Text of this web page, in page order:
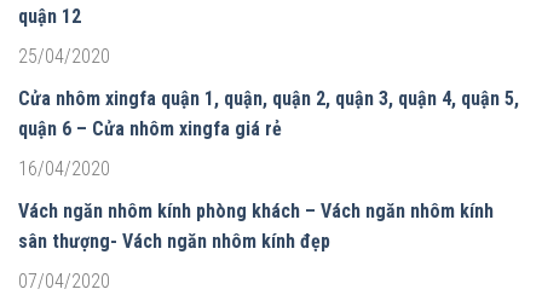
quận 12
25/04/2020
Cửa nhôm xingfa quận 1, quận, quận 2, quận 3, quận 4, quận 5,
quận 6 – Cửa nhôm xingfa giá rẻ
16/04/2020
Vách ngăn nhôm kính phòng khách – Vách ngăn nhôm kính
sân thượng- Vách ngăn nhôm kính đẹp
07/04/2020